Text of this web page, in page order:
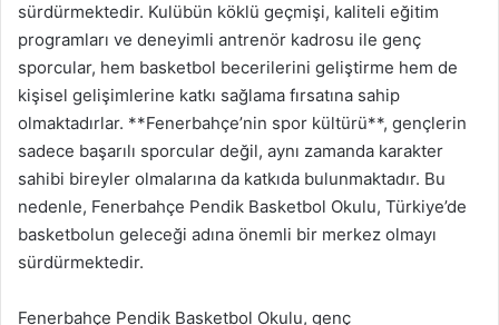
sürdürmektedir. Kulübün köklü geçmişi, kaliteli eğitim
programları ve deneyimli antrenör kadrosu ile genç
sporcular, hem basketbol becerilerini geliştirme hem de
kişisel gelişimlerine katkı sağlama fırsatına sahip
olmaktadırlar. **Fenerbahçe’nin spor kültürü**, gençlerin
sadece başarılı sporcular değil, aynı zamanda karakter
sahibi bireyler olmalarına da katkıda bulunmaktadır. Bu
nedenle, Fenerbahçe Pendik Basketbol Okulu, Türkiye’de
basketbolun geleceği adına önemli bir merkez olmayı
sürdürmektedir.
Fenerbahçe Pendik Basketbol Okulu, genç